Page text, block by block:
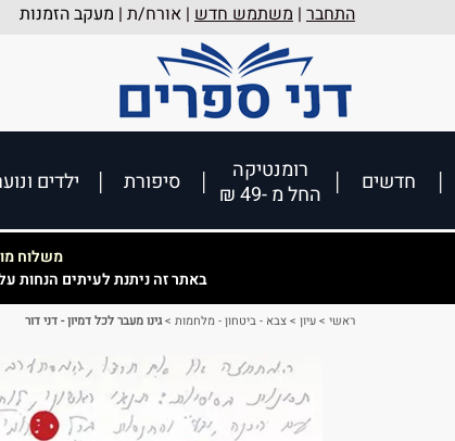
התחבר | משתמש חדש | אורח/ת | מעקב הזמנות
חדשים
רומנטיקה
החל מ -49 ₪
סיפורת ילדים
משלוח
באתר זה ניתנת לעיתים הנחות
ראשי >עיון >צבא - ביטחון - מלחמות >גינו מעבר לכל דמיון - דני דור